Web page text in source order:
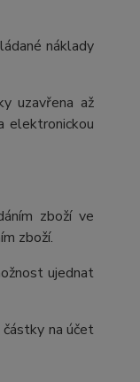
náklady
uzavřena až
elektronickou
zboží ve
zboží.
ujednat
na účet